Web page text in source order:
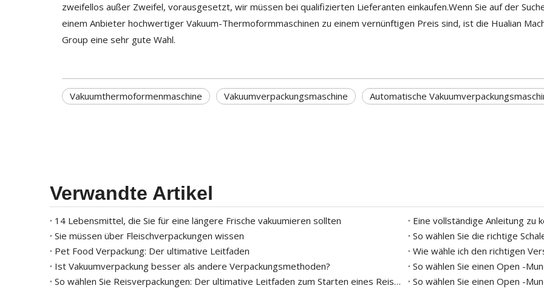
zweifellos außer Zweifel, vorausgesetzt, wir müssen bei qualifizierten Lieferanten einkaufen.Wenn Sie auf der
einem Anbieter hochwertiger Vakuum-Thermoformmaschinen zu einem vernünftigen Preis sind, ist die Hualian
Group eine sehr gute Wahl.
Vakuumthermoformenmaschine Vakuumverpackungsmaschine Automatische
Verwandte Artikel
14 Lebensmittel, die Sie für eine längere Frische vakuumieren sollten
Eine vollständige Anleitung zu
Sie müssen über Fleischverpackungen wissen
Pet Food Verpackung: Der ultimative Leitfaden
Ist Vakuumverpackung besser als andere Verpackungsmethoden?
So wählen Sie Reisverpackungen: Der ultimative Leitfaden zum Starten eines Reisgeschäfts